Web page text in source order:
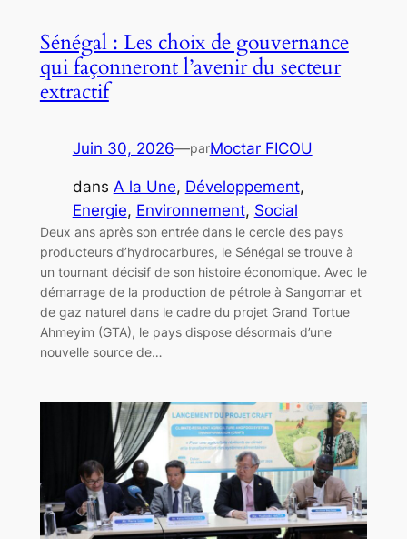
Sénégal : Les choix de gouvernance
qui façonneront l’avenir du secteur
extractif
Juin 30, 2026—parMoctar FICOU
dans A la Une, Développement
Energie, Environnement, Social
Deux ans après son entrée dans le cercle des pays
producteurs d’hydrocarbures, le Sénégal se trouve à
un tournant décisif de son histoire économique. Avec le
démarrage de la production de pétrole à Sangomar et
de gaz naturel dans le cadre du projet Grand Tortue
Ahmeyim (GTA), le pays dispose désormais d’une
nouvelle source de…